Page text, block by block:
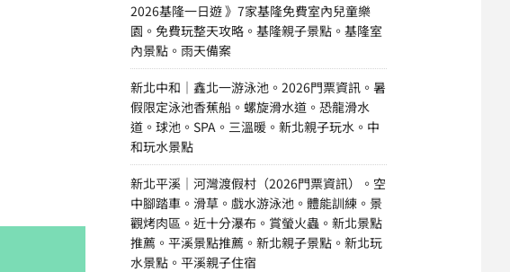
2026基隆一日遊 》7家基隆免費室內兒童樂
園。免費玩整天攻略。基隆親子景點。基隆室
內景點。雨天備案
新北中和｜鑫北一游泳池。2026門票資訊。暑
假限定泳池香蕉船。螺旋滑水道。恐龍滑水
道。球池。SPA。三溫暖。新北親子玩水。中
和玩水景點
新北平溪｜河灣渡假村（2026門票資訊）。空
中腳踏車。滑草。戲水游泳池。體能訓練。景
觀烤肉區。近十分瀑布。賞螢火蟲。新北景點
推薦。平溪景點推薦。新北親子景點。新北玩
水景點。平溪親子住宿